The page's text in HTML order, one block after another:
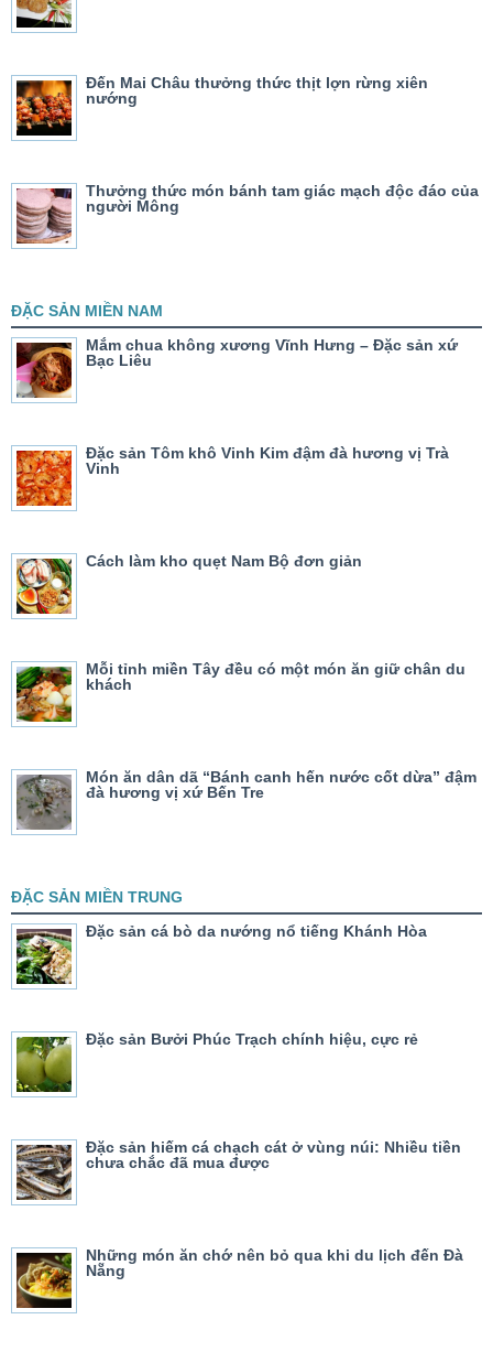
Đến Mai Châu thưởng thức thịt lợn rừng xiên
nướng
Thưởng thức món bánh tam giác mạch độc đáo của
người Mông
ĐẶC SẢN MIỀN NAM
Mắm chua không xương Vĩnh Hưng – Đặc sản xứ
Bạc Liêu
Đặc sản Tôm khô Vinh Kim đậm đà hương vị Trà
Vinh
Cách làm kho quẹt Nam Bộ đơn giản
Mỗi tỉnh miền Tây đều có một món ăn giữ chân du
khách
Món ăn dân dã “Bánh canh hến nước cốt dừa” đậm
đà hương vị xứ Bến Tre
ĐẶC SẢN MIỀN TRUNG
Đặc sản cá bò da nướng nổ tiếng Khánh Hòa
Đặc sản Bưởi Phúc Trạch chính hiệu, cực rẻ
Đặc sản hiếm cá chạch cát ở vùng núi: Nhiều tiền
chưa chắc đã mua được
Những món ăn chớ nên bỏ qua khi du lịch đến Đà
Nẵng